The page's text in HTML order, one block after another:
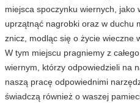
miejsca spoczynku wiernych, jako
uprzątnąć nagrobki oraz w duchu
znicz, modląc się o życie wieczne
W tym miejscu pragniemy z
wiernym, którzy odpowiedzieli na
naszą pracę odpowiednimi
świadczą również o waszej